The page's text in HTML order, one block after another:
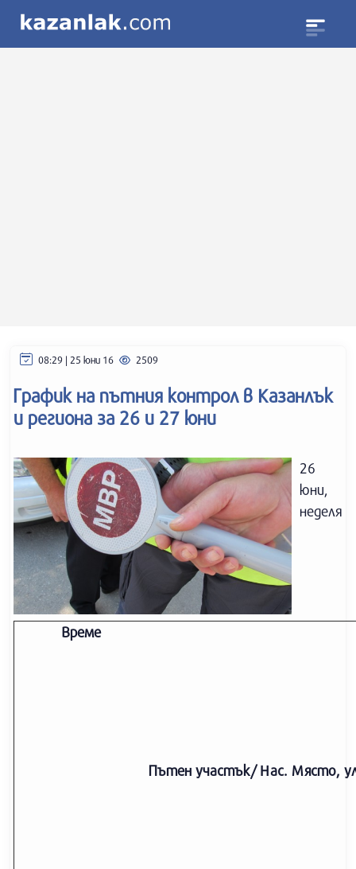
08:29 | 25 юни 16 2509
График на пътния контрол в Казанлък
и региона за 26 и 27 юни
26
юни,
неделя
Време
Пътен участък/ Нас. Място,